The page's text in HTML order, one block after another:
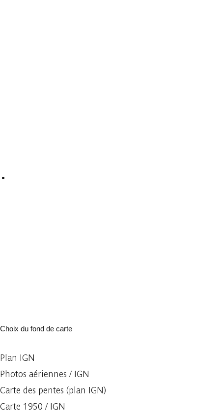
Choix du fond de carte
Plan IGN
Photos aériennes / IGN
Carte des pentes (plan IGN)
Carte 1950 / IGN